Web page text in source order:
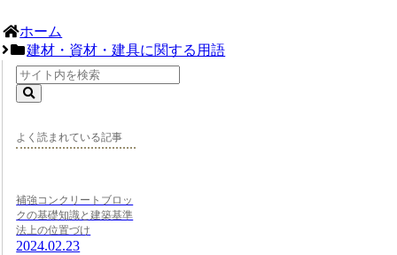
ホーム
建材・資材・建具に関する用語
よく読まれている記事
補強コンクリートブロッ
クの基礎知識と建築基準
法上の位置づけ
2024.02.23